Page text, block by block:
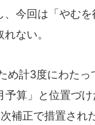
今回は「やむ
ない。
計3度にわたっ
予算」と位置づ
補正で措置され